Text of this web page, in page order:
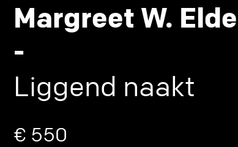
Margreet W.
-
Liggend naakt
€ 550